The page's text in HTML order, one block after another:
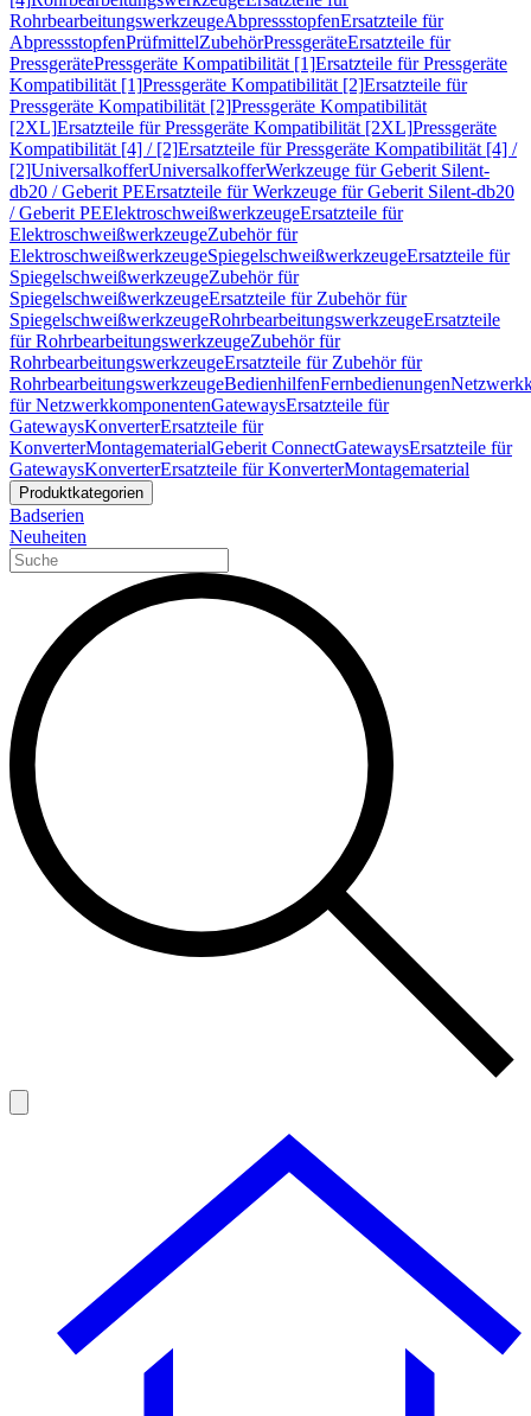
RohrbearbeitungswerkzeugeAbpressstopfenErsatzteile für
AbpressstopfenPrüfmittelZubehörPressgeräteErsatzteile für
PressgerätePressgeräte Kompatibilität [1]Ersatzteile für Pressgeräte
Kompatibilität [1]Pressgeräte Kompatibilität [2]Ersatzteile für
Pressgeräte Kompatibilität [2]Pressgeräte Kompatibilität
[2XL]Ersatzteile für Pressgeräte Kompatibilität [2XL]Pressgeräte
Kompatibilität [4] / [2]Ersatzteile für Pressgeräte Kompatibilität [4] /
[2]UniversalkofferUniversalkofferWerkzeuge für Geberit Silent-
db20 / Geberit PEErsatzteile für Werkzeuge für Geberit Silent-db20
/ Geberit PEElektroschweißwerkzeugeErsatzteile für
ElektroschweißwerkzeugeZubehör für
ElektroschweißwerkzeugeSpiegelschweißwerkzeugeErsatzteile für
SpiegelschweißwerkzeugeZubehör für
SpiegelschweißwerkzeugeErsatzteile für Zubehör für
SpiegelschweißwerkzeugeRohrbearbeitungswerkzeugeErsatzteile
für RohrbearbeitungswerkzeugeZubehör für
RohrbearbeitungswerkzeugeErsatzteile für Zubehör für
RohrbearbeitungswerkzeugeBedienhilfenFernbedienungen
für NetzwerkkomponentenGatewaysErsatzteile für
GatewaysKonverterErsatzteile für
KonverterMontagematerialGeberit ConnectGatewaysErsatzteile für
GatewaysKonverterErsatzteile für KonverterMontagematerial
Produktkategorien
Badserien
Neuheiten